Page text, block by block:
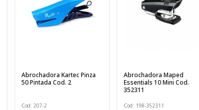
Abrochadora Kartec Pinza
50 Pintada Cod. 2
Cod: 207-2
Abrochadora Maped
Essentials 10 Mini Cod.
352311
Cod: 198-352311